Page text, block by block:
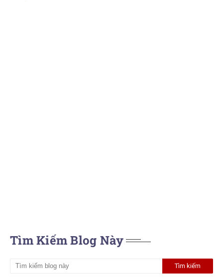
Tìm Kiếm Blog Này